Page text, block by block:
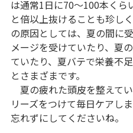
は通常1日に70～100本くら
と倍以上抜けることも珍
の原因としては、夏の間に
メージを受けていたり、夏
ていたり、夏バテで栄養不
とさまざまです。
夏の疲れた頭皮を整えて
リーズをつけて毎日ケアし
忘れずにしてくださいね。